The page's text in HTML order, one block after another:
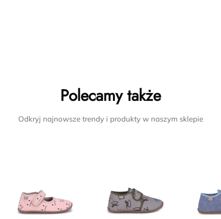
Polecamy także
Odkryj najnowsze trendy i produkty w naszym sklepie